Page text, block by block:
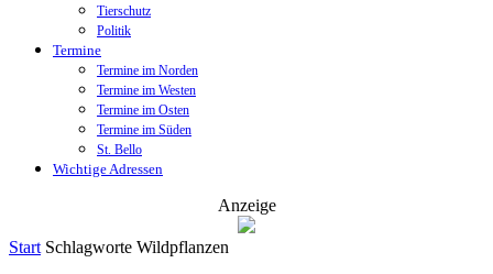
Tierschutz
Politik
Termine
Termine im Norden
Termine im Westen
Termine im Osten
Termine im Süden
St. Bello
Wichtige Adressen
Anzeige
Start Schlagworte Wildpflanzen